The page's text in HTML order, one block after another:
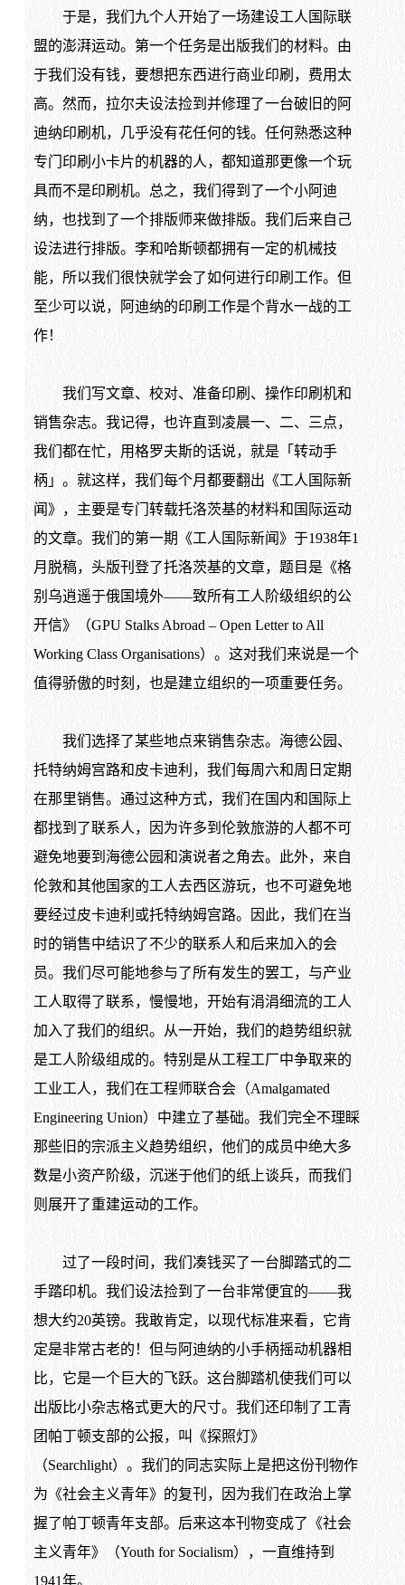
于是，我们九个人开始了一场建设工人国际联
盟的澎湃运动。第一个任务是出版我们的材料。由
于我们没有钱，要想把东西进行商业印刷，费用太
高。然而，拉尔夫设法捡到并修理了一台破旧的阿
迪纳印刷机，几乎没有花任何的钱。任何熟悉这种
专门印刷小卡片的机器的人，都知道那更像一个玩
具而不是印刷机。总之，我们得到了一个小阿迪
纳，也找到了一个排版师来做排版。我们后来自己
设法进行排版。李和哈斯顿都拥有一定的机械技
能，所以我们很快就学会了如何进行印刷工作。但
至少可以说，阿迪纳的印刷工作是个背水一战的工
作！
我们写文章、校对、准备印刷、操作印刷机和
销售杂志。我记得，也许直到凌晨一、二、三点，
我们都在忙，用格罗夫斯的话说，就是「转动手
柄」。就这样，我们每个月都要翻出《工人国际新
闻》，主要是专门转载托洛茨基的材料和国际运动
的文章。我们的第一期《工人国际新闻》于1938年1
月脱稿，头版刊登了托洛茨基的文章，题目是《格
别乌逍遥于俄国境外——致所有工人阶级组织的公
开信》（GPU Stalks Abroad – Open Letter to All
Working Class Organisations）。这对我们来说是一个
值得骄傲的时刻，也是建立组织的一项重要任务。
我们选择了某些地点来销售杂志。海德公园、
托特纳姆宫路和皮卡迪利，我们每周六和周日定期
在那里销售。通过这种方式，我们在国内和国际上
都找到了联系人，因为许多到伦敦旅游的人都不可
避免地要到海德公园和演说者之角去。此外，来自
伦敦和其他国家的工人去西区游玩，也不可避免地
要经过皮卡迪利或托特纳姆宫路。因此，我们在当
时的销售中结识了不少的联系人和后来加入的会
员。我们尽可能地参与了所有发生的罢工，与产业
工人取得了联系，慢慢地，开始有涓涓细流的工人
加入了我们的组织。从一开始，我们的趋势组织就
是工人阶级组成的。特别是从工程工厂中争取来的
工业工人，我们在工程师联合会（Amalgamated
Engineering Union）中建立了基础。我们完全不理睬
那些旧的宗派主义趋势组织，他们的成员中绝大多
数是小资产阶级，沉迷于他们的纸上谈兵，而我们
则展开了重建运动的工作。
过了一段时间，我们凑钱买了一台脚踏式的二
手踏印机。我们设法捡到了一台非常便宜的——我
想大约20英镑。我敢肯定，以现代标准来看，它肯
定是非常古老的！但与阿迪纳的小手柄摇动机器相
比，它是一个巨大的飞跃。这台脚踏机使我们可以
出版比小杂志格式更大的尺寸。我们还印制了工青
团帕丁顿支部的公报，叫《探照灯》
（Searchlight）。我们的同志实际上是把这份刊物作
为《社会主义青年》的复刊，因为我们在政治上掌
握了帕丁顿青年支部。后来这本刊物变成了《社会
主义青年》（Youth for Socialism），一直维持到
1941年。